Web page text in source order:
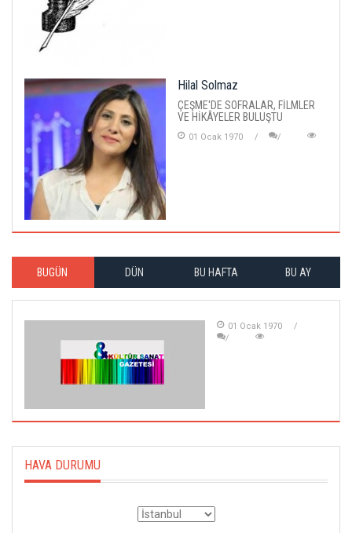
Hilal Solmaz
ÇEŞME'DE SOFRALAR, FİLMLER
VE HİKÂYELER BULUŞTU
01 Ocak 1970
BUGÜN DÜN BU HAFTA BU AY
01 Ocak 1970
HAVA DURUMU